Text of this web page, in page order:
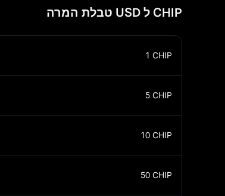
CHIP ל USD טבלת המרה
1 CHIP
5 CHIP
10 CHIP
50 CHIP